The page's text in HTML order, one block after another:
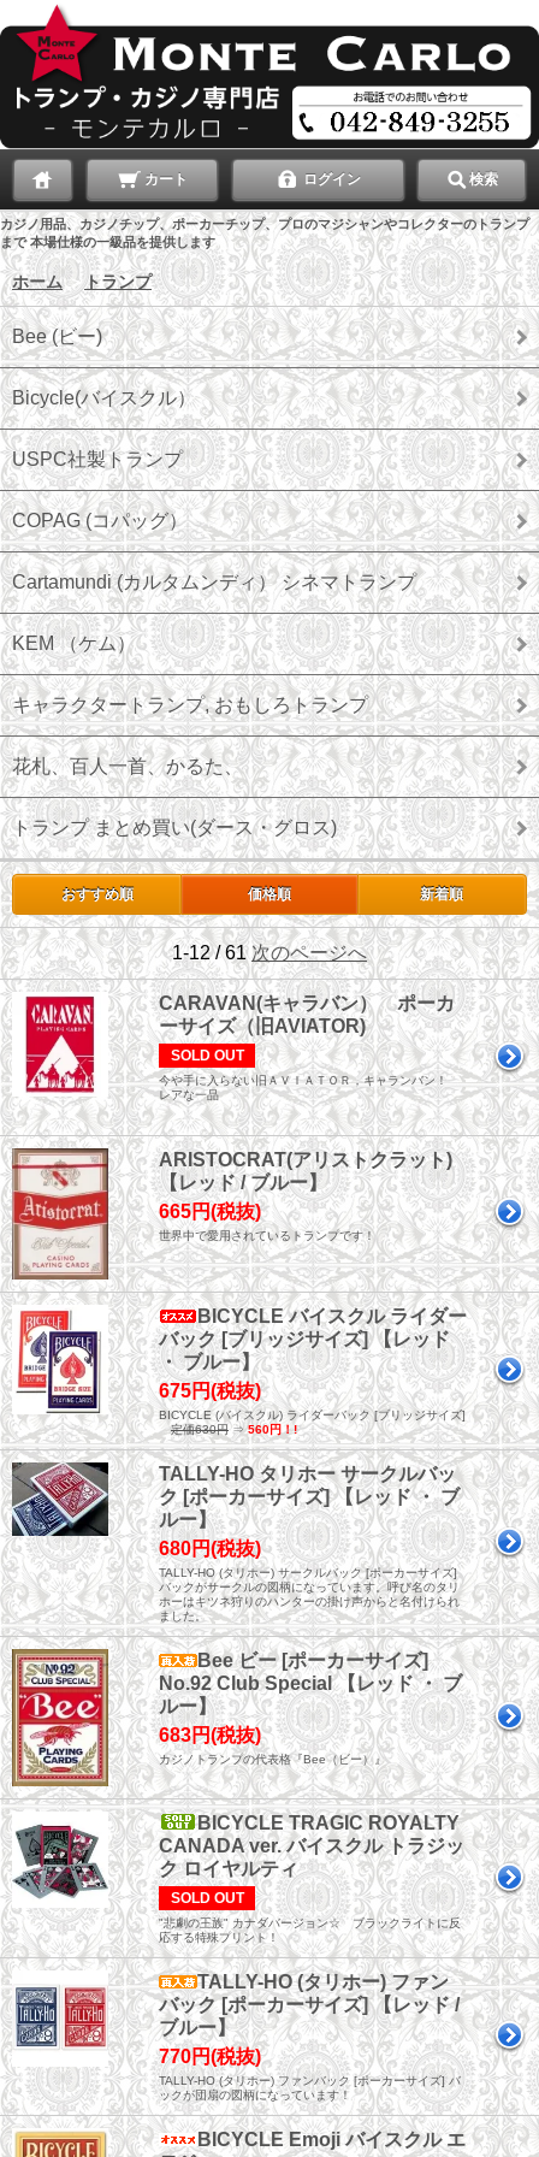
カート ログイン 検索
カジノ用品、カジノチップ、ポーカーチップ、プロのマジシャンやコレクターのトランプ
まで 本場仕様の一級品を提供します
ホーム ＞ トランプ
Bee (ビー)
Bicycle(バイスクル）
USPC社製トランプ
COPAG (コパッグ）
Cartamundi (カルタムンディ） シネマトランプ
KEM （ケム）
キャラクタートランプ, おもしろトランプ
花札、百人一首、かるた、
トランプ まとめ買い(ダース・グロス)
おすすめ順 価格順 新着順
1-12 / 61次のページへ
CARAVAN(キャラバン） ポーカ
ーサイズ（旧AVIATOR)
SOLD OUT
今や手に入らない旧ＡＶＩＡＴＯＲ，キャランバン！
レアな一品
ARISTOCRAT(アリストクラット)
【レッド / ブルー】
665円(税抜)
世界中で愛用されているトランプです！
BICYCLE バイスクル ライダー
バック [ブリッジサイズ] 【レッド
・ ブルー】
675円(税抜)
BICYCLE (バイスクル) ライダーバック [ブリッジサイズ]
定価630円⇒560円！!
TALLY-HO タリホー サークルバッ
ク [ポーカーサイズ] 【レッド ・ ブ
ルー】
680円(税抜)
TALLY-HO (タリホー) サークルバック [ポーカーサイズ]
バックがサークルの図柄になっています。呼び名のタリ
ホーはキツネ狩りのハンターの掛け声からと名付けられ
ました。
Bee ビー [ポーカーサイズ]
No.92 Club Special 【レッド ・ ブ
ルー】
683円(税抜)
カジノトランプの代表格『Bee（ビー）』
BICYCLE TRAGIC ROYALTY
CANADA ver. バイスクル トラジッ
ク ロイヤルティ
SOLD OUT
"悲劇の王族" カナダバージョン☆ ブラックライトに反
応する特殊プリント！
TALLY-HO (タリホー) ファン
バック [ポーカーサイズ] 【レッド /
ブルー】
770円(税抜)
TALLY-HO (タリホー) ファンバック [ポーカーサイズ] バ
ックが団扇の図柄になっています！
BICYCLE Emoji バイスクル エ